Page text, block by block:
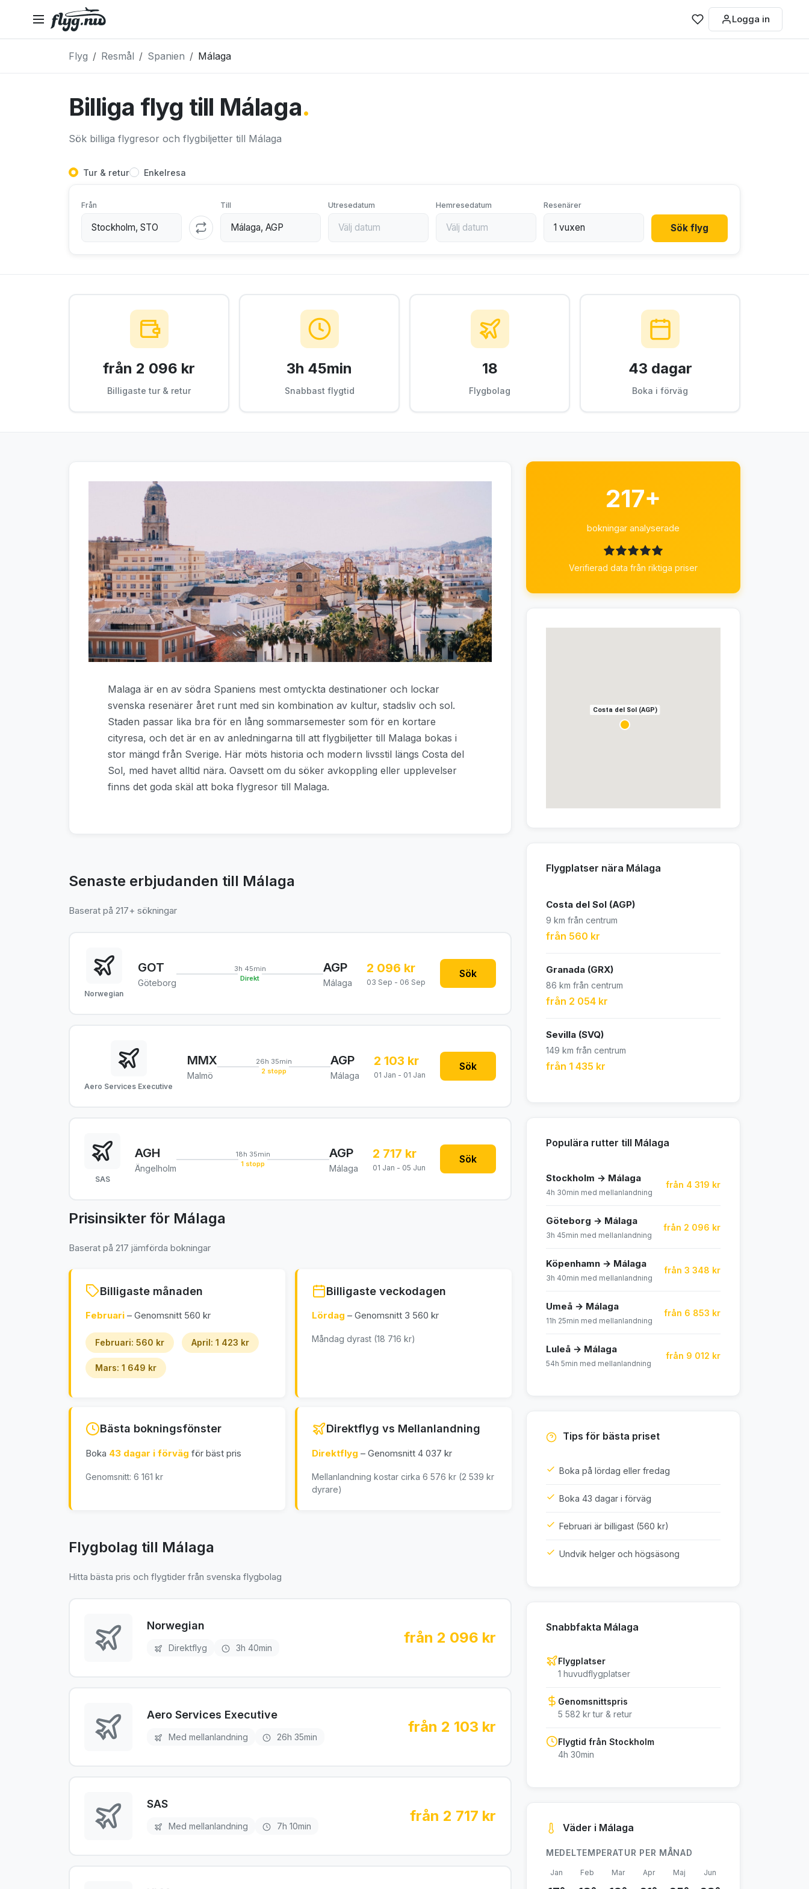
Logga in
Flyg Resmål Spanien Málaga
Billiga flyg till Málaga.
Sök billiga flygresor och flygbiljetter till Málaga
Tur & retur Enkelresa
Från Till Utresedatum Hemresedatum Resenärer
Sök flyg
från 2 096 kr
Billigaste tur & retur
3h 45min
Snabbast flygtid
18
Flygbolag
43 dagar
Boka i förväg
Malaga är en av södra Spaniens mest omtyckta destinationer och lockar
svenska resenärer året runt med sin kombination av kultur, stadsliv och sol.
Staden passar lika bra för en lång sommarsemester som för en kortare
cityresa, och det är en av anledningarna till att flygbiljetter till Malaga bokas i
stor mängd från Sverige. Här möts historia och modern livsstil längs Costa del
Sol, med havet alltid nära. Oavsett om du söker avkoppling eller upplevelser
finns det goda skäl att boka flygresor till Malaga.
Senaste erbjudanden till Málaga
Baserat på 217+ sökningar
Norwegian
GOT
Göteborg
3h 45min
Direkt
AGP
Málaga
2 096 kr
03 Sep - 06 Sep
Sök
Aero Services Executive
MMX
Malmö
26h 35min
2 stopp
AGP
Málaga
2 103 kr
01 Jan - 01 Jan
Sök
SAS
AGH
Ängelholm
18h 35min
1 stopp
AGP
Málaga
2 717 kr
01 Jan - 05 Jun
Sök
Prisinsikter för Málaga
Baserat på 217 jämförda bokningar
Billigaste månaden
Februari – Genomsnitt 560 kr
Februari: 560 kr April: 1 423 kr
Mars: 1 649 kr
Billigaste veckodagen
Lördag – Genomsnitt 3 560 kr
Måndag dyrast (18 716 kr)
Bästa bokningsfönster
Boka 43 dagar i förväg för bäst pris
Genomsnitt: 6 161 kr
Direktflyg vs Mellanlandning
Direktflyg – Genomsnitt 4 037 kr
Mellanlandning kostar cirka 6 576 kr (2 539 kr
dyrare)
Flygbolag till Málaga
Hitta bästa pris och flygtider från svenska flygbolag
Norwegian
Direktflyg 3h 40min
från 2 096 kr
Aero Services Executive
Med mellanlandning 26h 35min
från 2 103 kr
SAS
Med mellanlandning 7h 10min
från 2 717 kr
217+
bokningar analyserade
Verifierad data från riktiga priser
Costa del Sol (AGP)
Flygplatser nära Málaga
Costa del Sol (AGP)
9 km från centrum
från 560 kr
Granada (GRX)
86 km från centrum
från 2 054 kr
Sevilla (SVQ)
149 km från centrum
från 1 435 kr
Populära rutter till Málaga
Stockholm → Málaga
4h 30min med mellanlandning
från 4 319 kr
Göteborg → Málaga
3h 45min med mellanlandning
från 2 096 kr
Köpenhamn → Málaga
3h 40min med mellanlandning
från 3 348 kr
Umeå → Málaga
11h 25min med mellanlandning
från 6 853 kr
Luleå → Málaga
54h 5min med mellanlandning
från 9 012 kr
Tips för bästa priset
Boka på lördag eller fredag
Boka 43 dagar i förväg
Februari är billigast (560 kr)
Undvik helger och högsäsong
Snabbfakta Málaga
Flygplatser
1 huvudflygplatser
Genomsnittspris
5 582 kr tur & retur
Flygtid från Stockholm
4h 30min
Väder i Málaga
MEDELTEMPERATUR PER MÅNAD
Jan Feb Mar Apr Maj Jun